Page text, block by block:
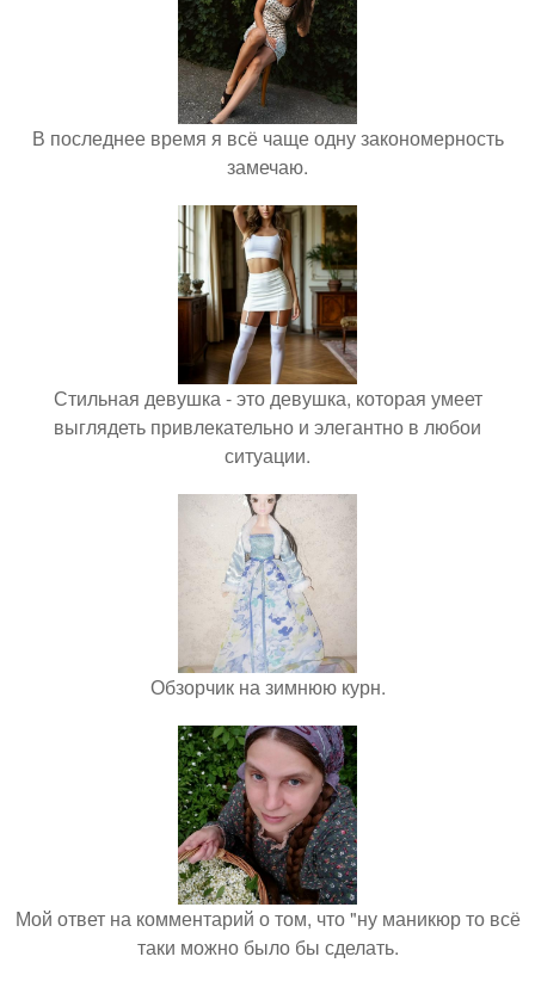
В последнее время я всё чаще одну закономерность
замечаю.
Стильная девушка - это девушка, которая умеет
выглядеть привлекательно и элегантно в любои
ситуации.
Обзорчик на зимнюю курн.
Мой ответ на комментарий о том, что "ну маникюр то всё
таки можно было бы сделать.